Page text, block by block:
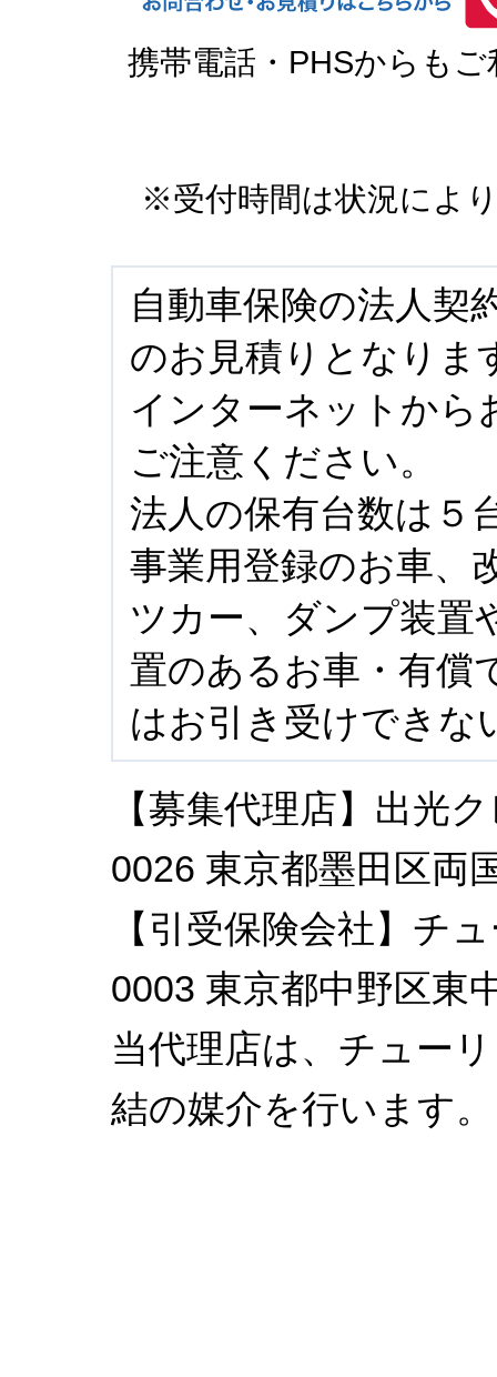
携帯電話・PHSからも
※受付時間は状況によ
自動車保険の法人契
のお見積りとなりま
インターネットから
ご注意ください。
法人の保有台数は５
事業用登録のお車、
ツカー、ダンプ装置
置のあるお車・有償
はお引き受けできな
【募集代理店】出光
0026 東京都墨田区両
【引受保険会社】チ
0003 東京都中野区東
当代理店は、チュー
結の媒介を行います。